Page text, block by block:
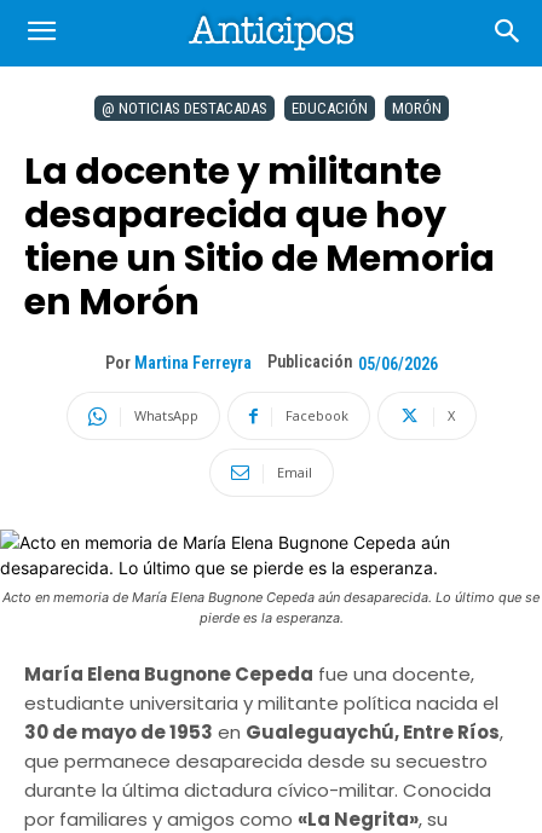
@ NOTICIAS DESTACADAS EDUCACIÓN MORÓN
La docente y militante
desaparecida que hoy
tiene un Sitio de Memoria
en Morón
Por Martina Ferreyra Publicación 05/06/2026
WhatsApp Facebook X
Email
Acto en memoria de María Elena Bugnone Cepeda aún desaparecida. Lo último que se
pierde es la esperanza.
María Elena Bugnone Cepeda fue una docente,
estudiante universitaria y militante política nacida el
30 de mayo de 1953 en Gualeguaychú, Entre Ríos,
que permanece desaparecida desde su secuestro
durante la última dictadura cívico-militar. Conocida
por familiares y amigos como «La Negrita», su